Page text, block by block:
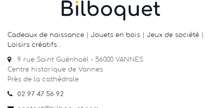
Cadeaux de naissance Jouets en bois Jeux de société
Loisirs créatifs…
9 rue Saint Guénhaël - 56000 VANNES
Centre historique de Vannes
Près de la cathédrale
02 97 47 56 92